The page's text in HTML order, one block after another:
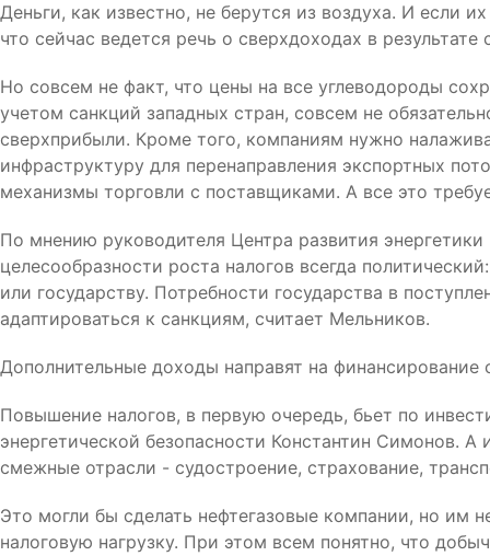
Деньги, как известно, не берутся из воздуха. И если
что сейчас ведется речь о сверхдоходах в
Но совсем не факт, что цены на все углеводороды
учетом санкций западных стран, совсем не
сверхприбыли. Кроме того, компаниям нужно
инфраструктуру для перенаправления экспортных
механизмы торговли с поставщиками. А все это
По мнению руководителя Центра развития
целесообразности роста налогов всегда
или государству. Потребности государства в
адаптироваться к санкциям, считает Мельников.
Дополнительные доходы направят на
Повышение налогов, в первую очередь, бьет по
энергетической безопасности Константин Симонов.
смежные отрасли - судостроение, страхование,
Это могли бы сделать нефтегазовые компании, но им
налоговую нагрузку. При этом всем понятно, что